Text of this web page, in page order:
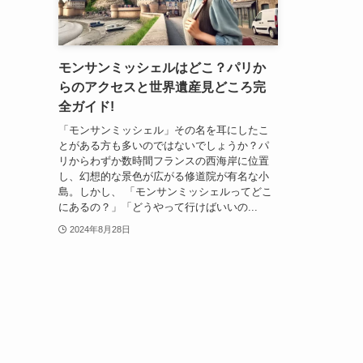
モンサンミッシェルはどこ？パリか
らのアクセスと世界遺産見どころ完
全ガイド!
「モンサンミッシェル」その名を耳にしたこ
とがある方も多いのではないでしょうか？パ
リからわずか数時間フランスの西海岸に位置
し、幻想的な景色が広がる修道院が有名な小
島。しかし、 「モンサンミッシェルってどこ
にあるの？」「どうやって行けばいいの...
2024年8月28日